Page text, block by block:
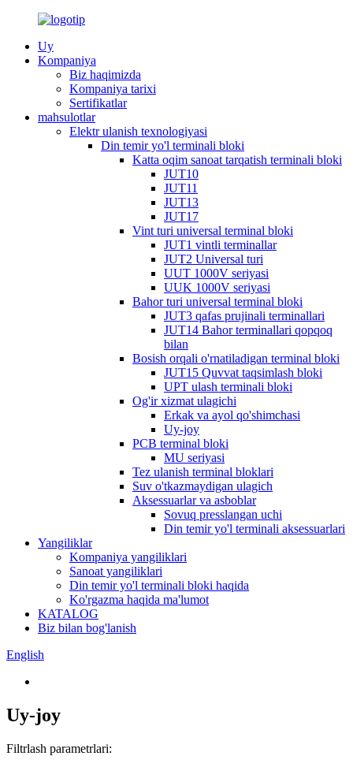
Uy
Kompaniya
Biz haqimizda
Kompaniya tarixi
Sertifikatlar
mahsulotlar
Elektr ulanish texnologiyasi
Din temir yo'l terminali bloki
Katta oqim sanoat tarqatish terminali bloki
JUT10
JUT11
JUT13
JUT17
Vint turi universal terminal bloki
JUT1 vintli terminallar
JUT2 Universal turi
UUT 1000V seriyasi
UUK 1000V seriyasi
Bahor turi universal terminal bloki
JUT3 qafas prujinali terminallari
JUT14 Bahor terminallari qopqoq
bilan
Bosish orqali o'rnatiladigan terminal bloki
JUT15 Quvvat taqsimlash bloki
UPT ulash terminali bloki
Og'ir xizmat ulagichi
Erkak va ayol qo'shimchasi
Uy-joy
PCB terminal bloki
MU seriyasi
Tez ulanish terminal bloklari
Suv o'tkazmaydigan ulagich
Aksessuarlar va asboblar
Sovuq presslangan uchi
Din temir yo'l terminali aksessuarlari
Yangiliklar
Kompaniya yangiliklari
Sanoat yangiliklari
Din temir yo'l terminali bloki haqida
Ko'rgazma haqida ma'lumot
KATALOG
Biz bilan bog'lanish
English
Uy-joy
Filtrlash parametrlari: